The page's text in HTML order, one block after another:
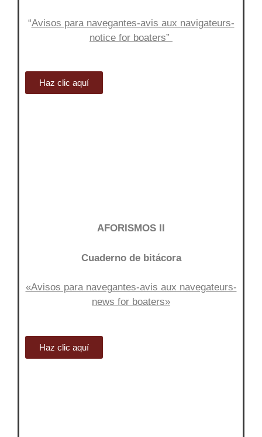
“Avisos para navegantes-avis aux navigateurs-
notice for boaters”
Haz clic aquí
AFORISMOS II
Cuaderno de bitácora
«Avisos para navegantes-avis aux navegateurs-
news for boaters»
Haz clic aquí